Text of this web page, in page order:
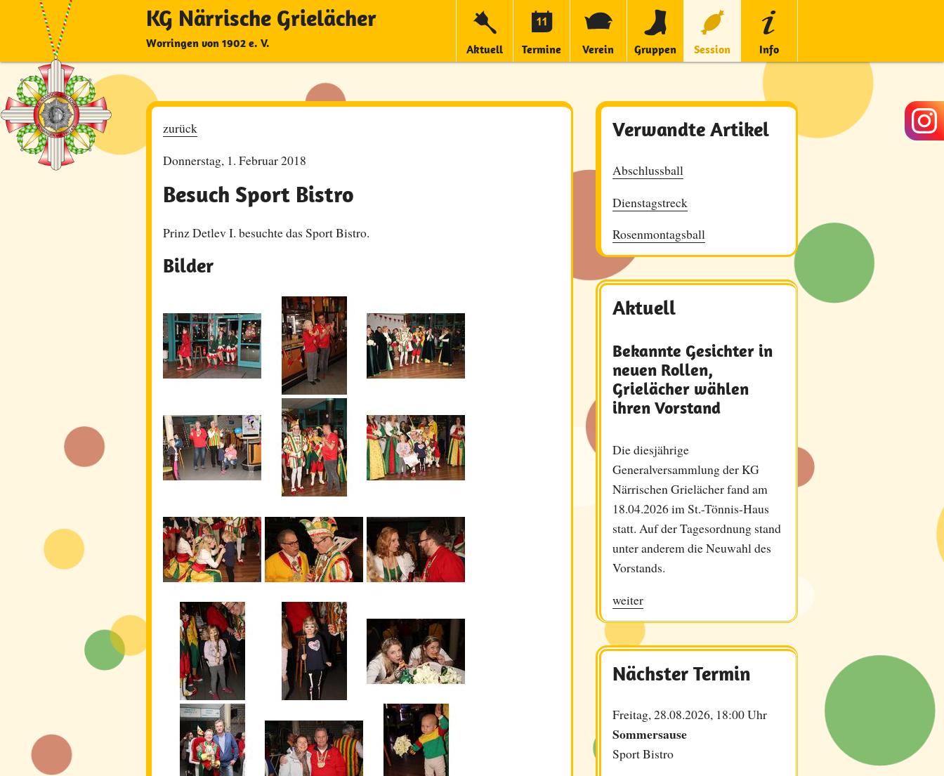
KG Närrische Grielächer
Worringen von 1902 e. V. Aktuell Termine Verein Gruppen Session Info
zurück
Donnerstag, 1. Februar 2018
Besuch Sport Bistro
Prinz Detlev I. besuchte das Sport Bistro.
Bilder
Verwandte Artikel
Abschlussball
Dienstagstreck
Rosenmontagsball
Aktuell
Bekannte Gesichter in
neuen Rollen,
Grielächer wählen
ihren Vorstand
Die diesjährige
Generalversammlung der KG
Närrischen Grielächer fand am
18.04.2026 im St.-Tönnis-Haus
statt. Auf der Tagesordnung stand
unter anderem die Neuwahl des
Vorstands.
weiter
Nächster Termin
Freitag, 28.08.2026, 18:00 Uhr
Sommersause
Sport Bistro